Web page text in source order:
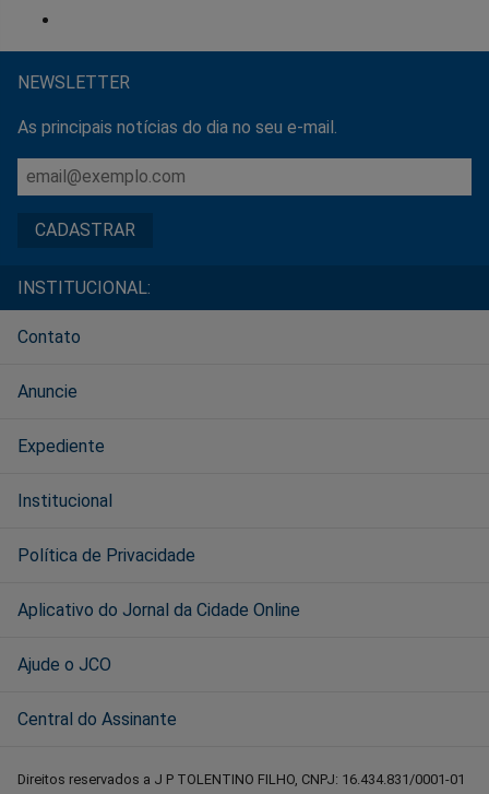
NEWSLETTER
As principais notícias do dia no seu e-mail.
INSTITUCIONAL:
Contato
Anuncie
Expediente
Institucional
Política de Privacidade
Aplicativo do Jornal da Cidade Online
Ajude o JCO
Central do Assinante
Direitos reservados a J P TOLENTINO FILHO, CNPJ: 16.434.831/0001-01